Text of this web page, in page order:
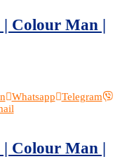
Colour Man |
Whatsapp
Telegram
Colour Man |